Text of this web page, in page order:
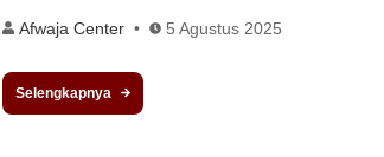
Afwaja Center 5 Agustus 2025
Selengkapnya